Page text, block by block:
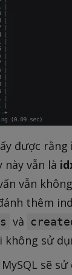
được rằng
này vẫn là
vẫn
thêm
và
không sử
sẽ